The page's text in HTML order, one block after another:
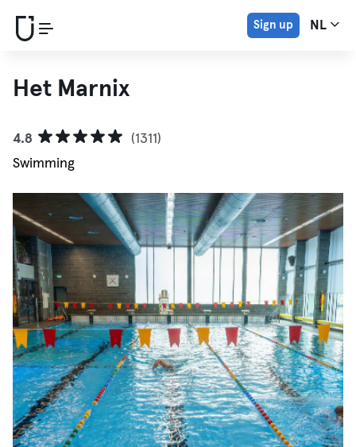
Sign up NL
Het Marnix
4.8
(1311)
Swimming